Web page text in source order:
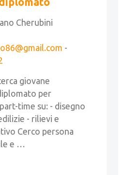
Cherubini
-
giovane
per
time su: - disegno
- rilievi e
Cerco persona
e …